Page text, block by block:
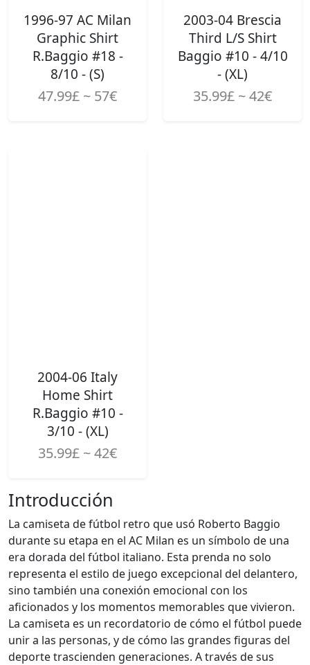
1996-97 AC Milan
Graphic Shirt
R.Baggio #18 -
8/10 - (S)
47.99£ ~ 57€
2003-04 Brescia
Third L/S Shirt
Baggio #10 - 4/10
- (XL)
35.99£ ~ 42€
2004-06 Italy
Home Shirt
R.Baggio #10 -
3/10 - (XL)
35.99£ ~ 42€
Introducción
La camiseta de fútbol retro que usó Roberto Baggio
durante su etapa en el AC Milan es un símbolo de una
era dorada del fútbol italiano. Esta prenda no solo
representa el estilo de juego excepcional del delantero,
sino también una conexión emocional con los
aficionados y los momentos memorables que vivieron.
La camiseta es un recordatorio de cómo el fútbol puede
unir a las personas, y de cómo las grandes figuras del
deporte trascienden generaciones. A través de sus